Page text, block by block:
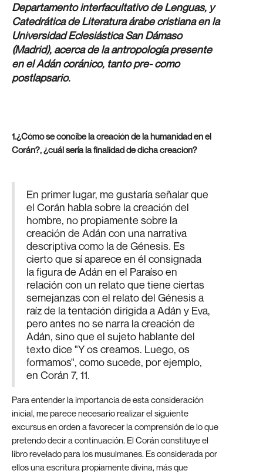
Departamento interfacultativo de Lenguas, y
Catedrática de Literatura árabe cristiana en la
Universidad Eclesiástica San Dámaso
(Madrid), acerca de la antropología presente
en el Adán coránico, tanto pre- como
postlapsario.
1.¿Cómo se concibe la creación de la humanidad en el
Corán?, ¿cuál sería la finalidad de dicha creación?
En primer lugar, me gustaría señalar que
el Corán habla sobre la creación del
hombre, no propiamente sobre la
creación de Adán con una narrativa
descriptiva como la de Génesis. Es
cierto que sí aparece en él consignada
la figura de Adán en el Paraíso en
relación con un relato que tiene ciertas
semejanzas con el relato del Génesis a
raíz de la tentación dirigida a Adán y Eva,
pero antes no se narra la creación de
Adán, sino que el sujeto hablante del
texto dice "Y os creamos. Luego, os
formamos", como sucede, por ejemplo,
en Corán 7, 11.
Para entender la importancia de esta consideración
inicial, me parece necesario realizar el siguiente
excursus en orden a favorecer la comprensión de lo que
pretendo decir a continuación. El Corán constituye el
libro revelado para los musulmanes. Es considerada por
ellos una escritura propiamente divina, más que